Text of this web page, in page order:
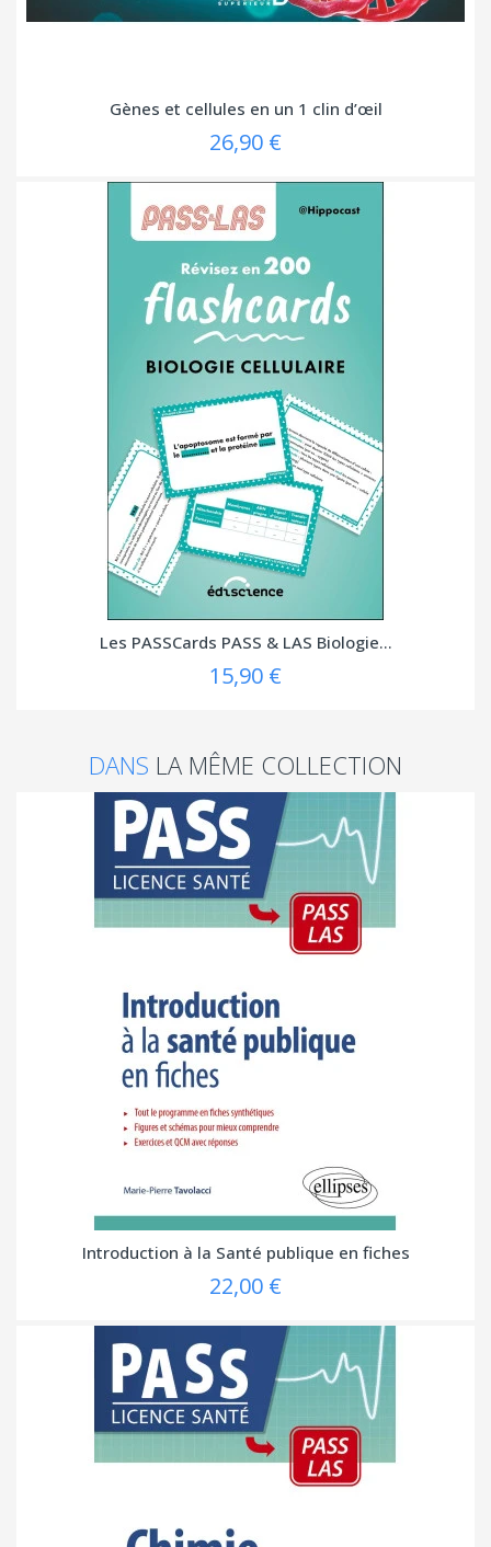
Gènes et cellules en un 1 clin d’œil
26,90 €
Les PASSCards PASS & LAS Biologie...
15,90 €
DANS LA MÊME COLLECTION
Introduction à la Santé publique en fiches
22,00 €